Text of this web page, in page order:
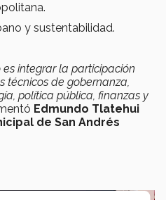
y sustentabilidad.
es integrar la participación
técnicos de gobernanza,
política pública, finanzas y
Edmundo Tlatehui
de San Andrés